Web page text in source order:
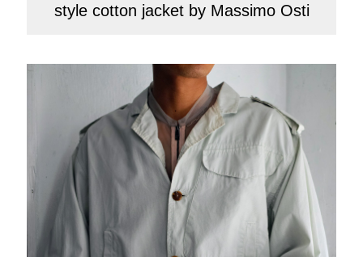
style cotton jacket by Massimo Osti